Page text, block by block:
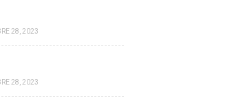
28, 2023
28, 2023